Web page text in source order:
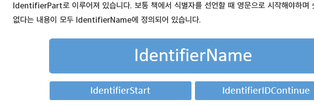
IdentifierPart로 이루어져 있습니다. 보통 책에서 식별자를 선언할 때 영문으로 시작해야하며
없다는 내용이 모두 IdentifierName에 정의되어 있습니다.